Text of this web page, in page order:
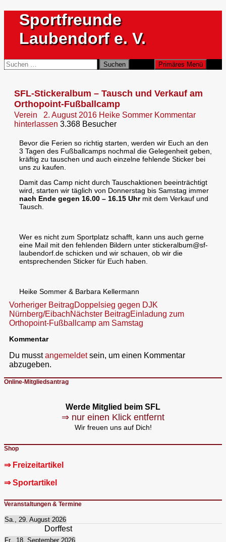
Inhalt
springen
Sportfreunde
Laubendorf e. V.
Suchen Primäres Menü
Suchen
nach:
SFL-Stickeralbum – Tausch und Verkauf am
Orthopoint-Fußballcamp
Verein 2. August 2016 Heike Sommer Kommentar
hinterlassen 3.368 Besucher
Bevor die Ferien so richtig starten, werden wir Euch an den
3 Tagen des Fußballcamps nochmal die Gelegenheit geben,
kräftig zu tauschen und auch einzelne fehlende Sticker bei
uns zu kaufen.
Damit das Camp nicht durch Tauschaktionen beeinträchtigt
wird, starten wir täglich von Donnerstag bis Samstag immer
nach Ende gegen 16.00 – 16.15 Uhrmit dem Verkauf und
Tausch.
Wer es nicht zum Sportplatz schafft, kann uns auch gerne
eine Mail mit den fehlenden Bildern unter stickeralbum@sf-
laubendorf.de schicken und wir schauen, ob wir die
entsprechenden Sticker für Euch haben.
Heike Sommer & Barbara Kellermann
Beitragsnavigation
Vorheriger BeitragDoppelsieg gegen DJK
Nürnberg/EibachNächster BeitragEinladung zum
Orthopoint-Fußballcamp am Samstag
Kommentar
Du musstangemeldetsein, um einen Kommentar
abzugeben.
Online-Mitgliedsantrag
Werde Mitglied beim SFL
⇒ nur einen Klick entfernt
Wir freuen uns auf Dich!
Shop
⇒ Freizeitartikel
⇒ Sportartikel
Veranstaltungen & Termine
Sa., 29. August 2026
Dorffest
Fr., 18. September 2026